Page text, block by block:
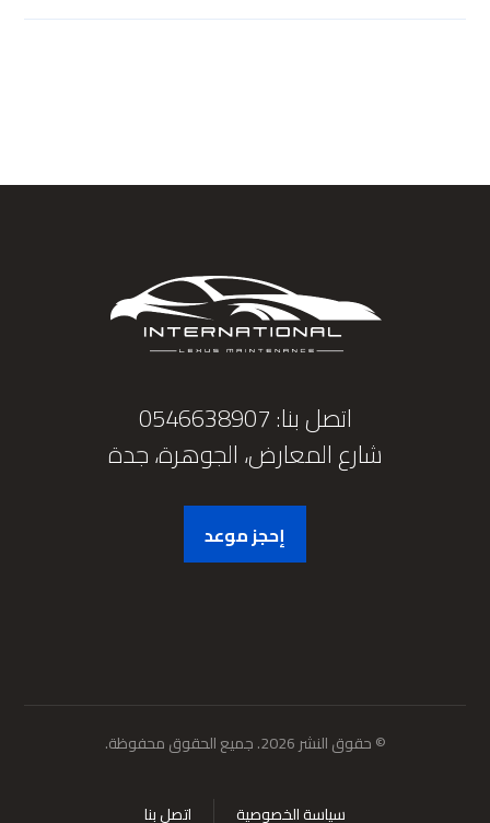
اتصل بنا: 0546638907
شارع المعارض، الجوهرة، جدة
إحجز موعد
© حقوق النشر 2026. جميع الحقوق محفوظة.
اتصل بنا سياسة الخصوصية